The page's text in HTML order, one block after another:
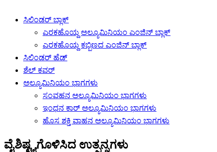
ಸಿಲಿಂಡರ್ ಬ್ಲಾಕ್
ಎರಕಹೊಯ್ದ ಅಲ್ಯೂಮಿನಿಯಂ ಎಂಜಿನ್ ಬ್ಲಾಕ್
ಎರಕಹೊಯ್ದ ಕಬ್ಬಿಣದ ಎಂಜಿನ್ ಬ್ಲಾಕ್
ಸಿಲಿಂಡರ್ ಹೆಡ್
ಶೆಲ್ ಕವರ್
ಅಲ್ಯೂಮಿನಿಯಂ ಭಾಗಗಳು
ಸಂವಹನ ಅಲ್ಯೂಮಿನಿಯಂ ಭಾಗಗಳು
ಇಂಧನ ಕಾರ್ ಅಲ್ಯೂಮಿನಿಯಂ ಭಾಗಗಳು
ಹೊಸ ಶಕ್ತಿ ವಾಹನ ಅಲ್ಯೂಮಿನಿಯಂ ಭಾಗಗಳು
ವೈಶಿಷ್ಟ್ಯಗೊಳಿಸಿದ ಉತ್ಪನ್ನಗಳು